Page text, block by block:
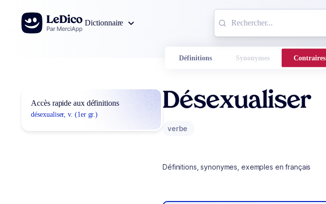
Aller au contenu
Dictionnaire
Définitions Synonymes Contraires
Accès rapide aux définitions
désexualiser, v. (1er gr.)
Désexualiser
verbe
Définitions, synonymes, exemples en français